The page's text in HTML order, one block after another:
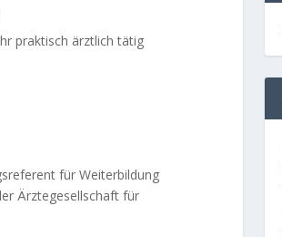
praktisch ärztlich tätig
für Weiterbildung
Ärztegesellschaft für